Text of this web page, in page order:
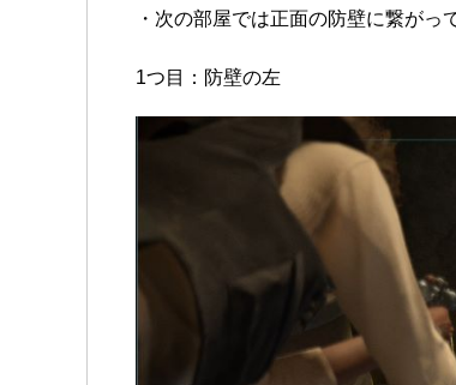
・次の部屋では正面の防壁に繋が
1つ目：防壁の左